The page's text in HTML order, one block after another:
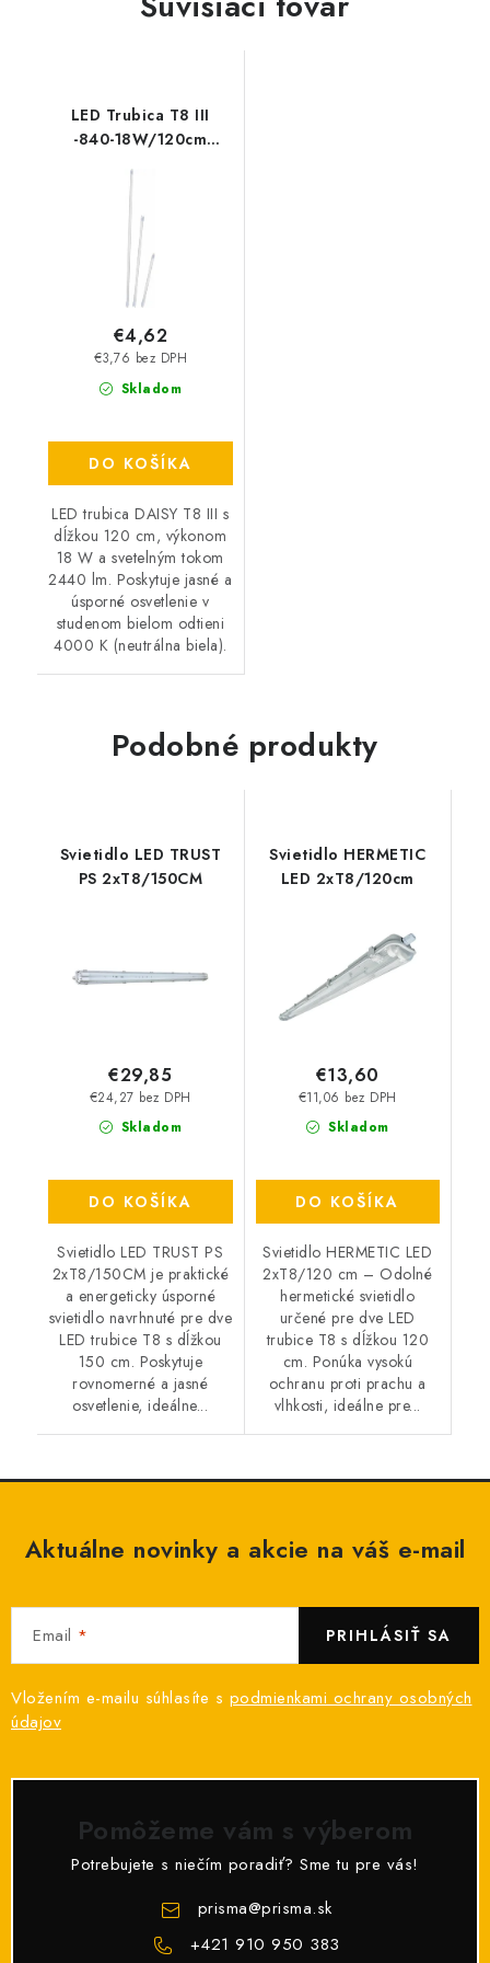
LED Trubica T8 III
-840-18W/120cm
2440lm
Skladom
€3,76 bez DPH
€4,62
DO KOŠÍKA
LED trubica DAISY T8 III s
dĺžkou 120 cm, výkonom
18 W a svetelným tokom
2440 lm. Poskytuje jasné a
úsporné osvetlenie v
studenom bielom odtieni
4000 K (neutrálna biela).
Podobné produkty
Svietidlo LED TRUST
PS 2xT8/150CM
Skladom
€24,27 bez DPH
€29,85
DO KOŠÍKA
Svietidlo LED TRUST PS
2xT8/150CM je praktické
a energeticky úsporné
svietidlo navrhnuté pre dve
LED trubice T8 s dĺžkou
150 cm. Poskytuje
rovnomerné a jasné
osvetlenie, ideálne...
Svietidlo HERMETIC
LED 2xT8/120cm
Skladom
€11,06 bez DPH
€13,60
DO KOŠÍKA
Svietidlo HERMETIC LED
2xT8/120 cm – Odolné
hermetické svietidlo
určené pre dve LED
trubice T8 s dĺžkou 120
cm. Ponúka vysokú
ochranu proti prachu a
vlhkosti, ideálne pre...
Aktuálne novinky a akcie na váš e-mail
Email
Vložením e-mailu súhlasíte s podmienkami ochrany osobných
údajov
PRIHLÁSIŤ SA
Pomôžeme vám s výberom
Potrebujete s niečím poradiť? Sme tu pre vás!
prisma@prisma.sk
+421 910 950 383